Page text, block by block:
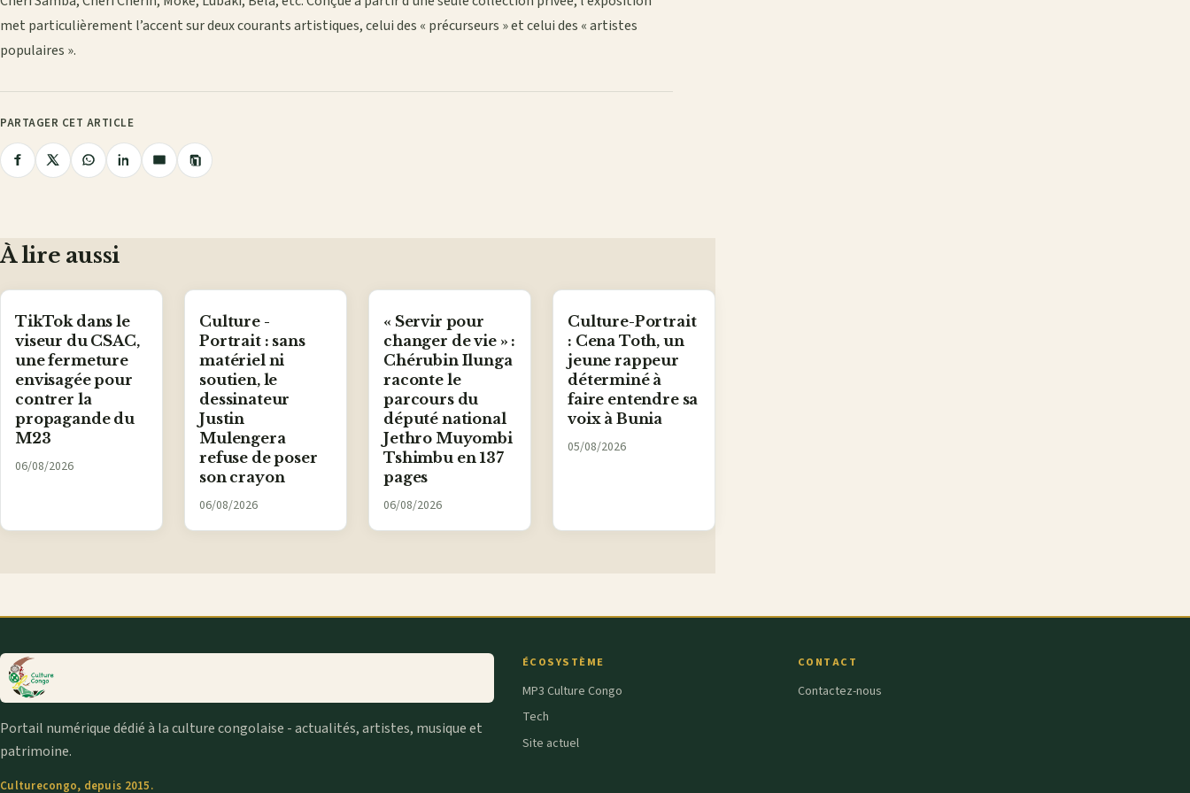
met particulièrement l’accent sur deux courants artistiques, celui des « précurseurs » et celui des « artistes
populaires ».
PARTAGER CET ARTICLE
PartagerPartagerPartagerPartagerPartager
Copier
le
À lire aussi
TikTok dans le
viseur du CSAC,
une fermeture
envisagée pour
contrer la
propagande du
M23
06/08/2026
Culture -
Portrait : sans
matériel ni
soutien, le
dessinateur
Justin
Mulengera
refuse de poser
son crayon
06/08/2026
« Servir pour
changer de vie » :
Chérubin Ilunga
raconte le
parcours du
député national
Jethro Muyombi
Tshimbu en 137
pages
06/08/2026
Culture-Portrait
: Cena Toth, un
jeune rappeur
déterminé à
faire entendre sa
voix à Bunia
05/08/2026
Portail numérique dédié à la culture congolaise - actualités, artistes, musique et
patrimoine.
Culturecongo, depuis 2015.
ÉCOSYSTÈME
MP3 Culture Congo
Tech
Site actuel
CONTACT
Contactez-nous